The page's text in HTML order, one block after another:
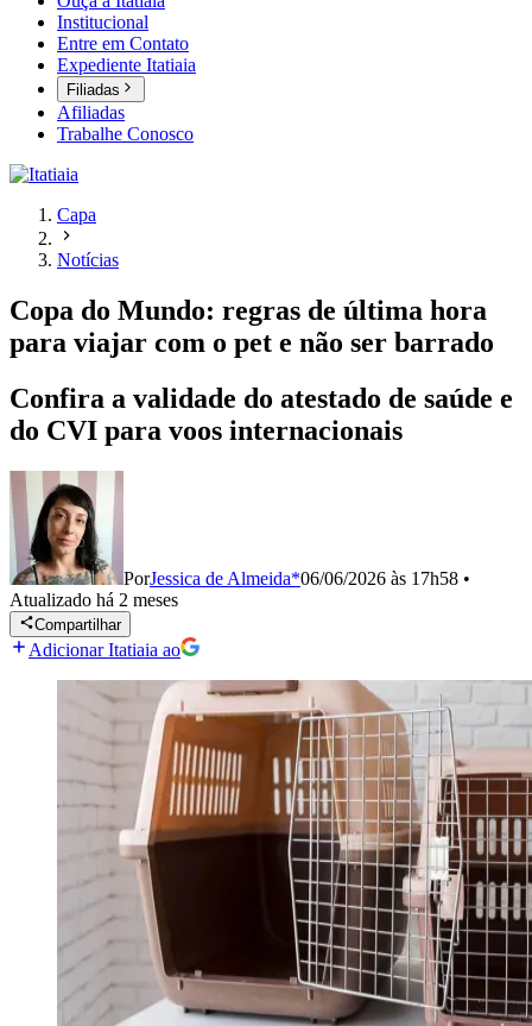
Institucional
Entre em Contato
Expediente Itatiaia
Filiadas
Afiliadas
Trabalhe Conosco
Capa
Notícias
Copa do Mundo: regras de última hora
para viajar com o pet e não ser barrado
Confira a validade do atestado de saúde e
do CVI para voos internacionais
PorJessica de Almeida*06/06/2026 às 17h58 •
Atualizado há 2 meses
Compartilhar
Adicionar Itatiaia ao